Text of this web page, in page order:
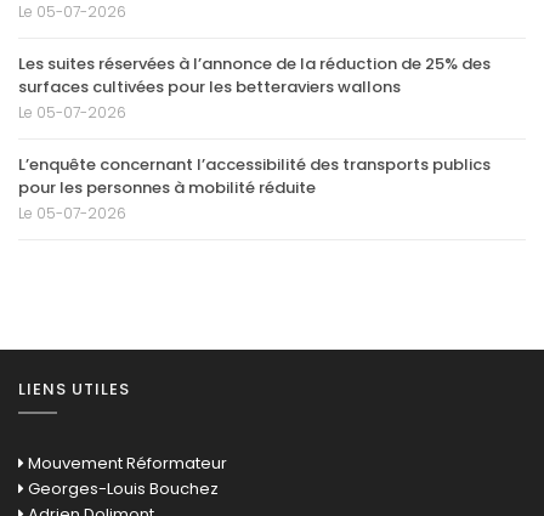
Le 05-07-2026
Les suites réservées à l’annonce de la réduction de 25% des
surfaces cultivées pour les betteraviers wallons
Le 05-07-2026
L’enquête concernant l’accessibilité des transports publics
pour les personnes à mobilité réduite
Le 05-07-2026
LIENS UTILES
Mouvement Réformateur
Georges-Louis Bouchez